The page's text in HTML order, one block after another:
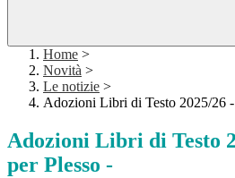
Home >
Novità >
Le notizie >
Adozioni Libri di Testo 2025/26
Adozioni Libri di Testo
per Plesso -